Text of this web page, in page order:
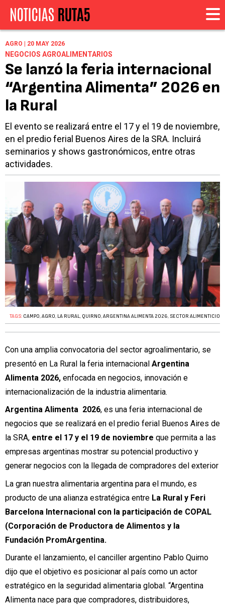
AGRO | 20 MAY 2026
NEGOCIOS AGROALIMENTARIOS
Se lanzó la feria internacional
“Argentina Alimenta” 2026 en
la Rural
El evento se realizará entre el 17 y el 19 de noviembre,
en el predio ferial Buenos Aires de la SRA. Incluirá
seminarios y shows gastronómicos, entre otras
actividades.
TAGS: CAMPO,AGRO, LA RURAL, QUIRNO,ARGENTINA ALIMENTA 2026, SECTOR ALIMENTICIO
Con una amplia convocatoria del sector agroalimentario, se
presentó en La Rural la feria internacional Argentina
Alimenta 2026, enfocada en negocios, innovación e
internacionalización de la industria alimentaria.
Argentina Alimenta 2026, es una feria internacional de
negocios que se realizará en el predio ferial Buenos Aires de
la SRA, entre el 17 y el 19 de noviembre que permita a las
empresas argentinas mostrar su potencial productivo y
generar negocios con la llegada de compradores del exterior
La gran nuestra alimentaria argentina para el mundo, es
producto de una alianza estratégica entre La Rural y Feri
Barcelona Internacional con la participación de COPAL
(Corporación de Productora de Alimentos y la
Fundación PromArgentina.
Durante el lanzamiento, el canciller argentino Pablo Quirno
dijo que el objetivo es posicionar al país como un actor
estratégico en la seguridad alimentaria global. “Argentina
Alimenta nace para que compradores, distribuidores,